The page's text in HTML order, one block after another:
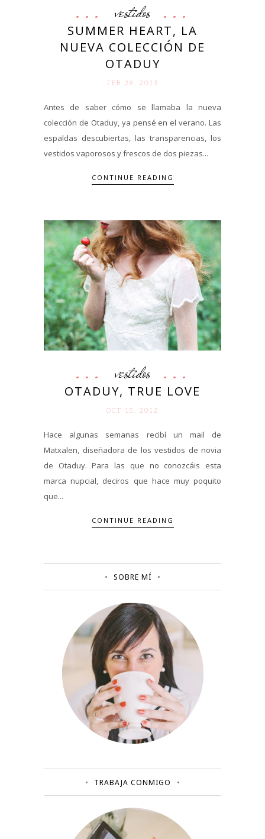
vestidos
SUMMER HEART, LA
NUEVA COLECCIÓN DE
OTADUY
FEB 28. 2013
Antes de saber cómo se llamaba la nueva
colección de Otaduy, ya pensé en el verano. Las
espaldas descubiertas, las transparencias, los
vestidos vaporosos y frescos de dos piezas...
CONTINUE READING
vestidos
OTADUY, TRUE LOVE
OCT 15. 2012
Hace algunas semanas recibí un mail de
Matxalen, diseñadora de los vestidos de novia
de Otaduy. Para las que no conozcáis esta
marca nupcial, deciros que hace muy poquito
que...
CONTINUE READING
SOBRE MÍ
TRABAJA CONMIGO